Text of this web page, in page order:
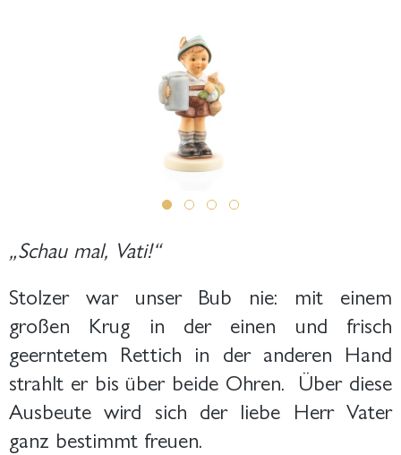
„Schau mal, Vati!“
Stolzer war unser Bub nie: mit einem
großen Krug in der einen und frisch
geerntetem Rettich in der anderen Hand
strahlt er bis über beide Ohren. Über diese
Ausbeute wird sich der liebe Herr Vater
ganz bestimmt freuen.